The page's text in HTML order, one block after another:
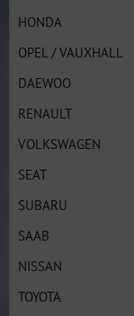
HONDA
OPEL / VAUXHALL
DAEWOO
RENAULT
VOLKSWAGEN
SEAT
SUBARU
SAAB
NISSAN
TOYOTA